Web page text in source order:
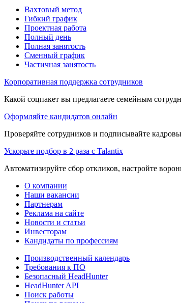
Вахтовый метод
Гибкий график
Проектная работа
Полный день
Полная занятость
Сменный график
Частичная занятость
Корпоративная поддержка сотрудников
Какой соцпакет вы предлагаете семейным
Оформляйте кандидатов онлайн
Проверяйте сотрудников и подписывайте
Ускорьте подбор в 2 раза с Talantix
Автоматизируйте сбор откликов, настройте
О компании
Наши вакансии
Партнерам
Реклама на сайте
Новости и статьи
Инвесторам
Кандидаты по профессиям
Производственный календарь
Требования к ПО
Безопасный HeadHunter
HeadHunter API
Поиск работы